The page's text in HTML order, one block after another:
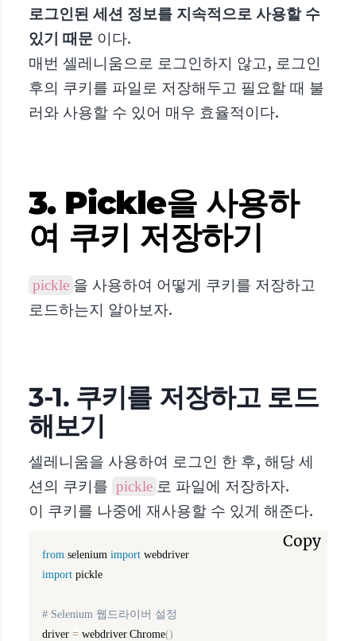
로그인된 세션 정보를 지속적으로 사용할 수
있기 때문 이다.
매번 셀레니움으로 로그인하지 않고, 로그인
후의 쿠키를 파일로 저장해두고 필요할 때 불
러와 사용할 수 있어 매우 효율적이다.
3. Pickle을 사용하
여 쿠키 저장하기
pickle 을 사용하여 어떻게 쿠키를 저장하고
로드하는지 알아보자.
3-1. 쿠키를 저장하고 로드
해보기
셀레니움을 사용하여 로그인 한 후, 해당 세
션의 쿠키를 pickle 로 파일에 저장하자.
이 쿠키를 나중에 재사용할 수 있게 해준다.
from selenium import
import pickle
# Selenium 웹드라이버 설정
driver = webdriver.Chrome()
Copy